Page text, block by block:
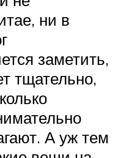
ни в
заметить,
тщательно,
А уж тем